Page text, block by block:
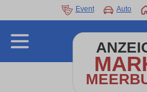
Event Auto